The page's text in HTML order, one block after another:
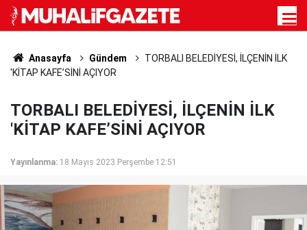
Anasayfa Gündem
TORBALI BELEDİYESİ, İLÇENİN İLK
'KİTAP KAFE’SİNİ AÇIYOR
TORBALI BELEDİYESİ, İLÇENİN İLK
'KİTAP KAFE’SİNİ AÇIYOR
Yayınlanma: 18 Mayıs 2023 Perşembe 12:51